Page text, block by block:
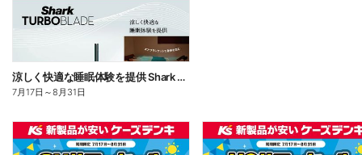
涼しく快適な睡眠体験を提供 Shark TUBOBLADE
7月17日 ～8月31日